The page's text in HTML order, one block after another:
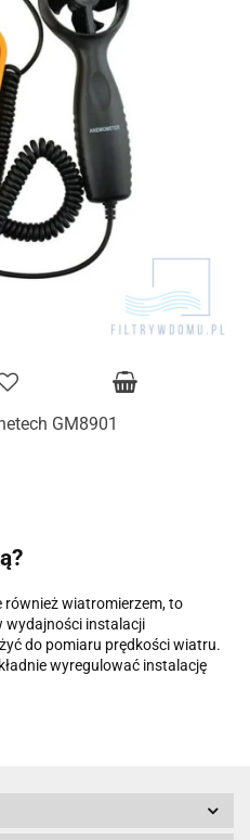
GM8901
również wiatromierzem, to
wydajności instalacji
do pomiaru prędkości wiatru.
wyregulować instalację